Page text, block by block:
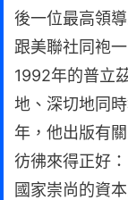
後一位最高領
跟美聯社同袍
1992年的普立
地、深切地同
年，他出版有
彷彿來得正好
國家崇尚的資